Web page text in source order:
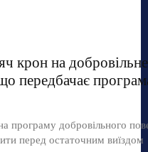
крон на добровільне
передбачає
програму добровільного
перед остаточним виїздом